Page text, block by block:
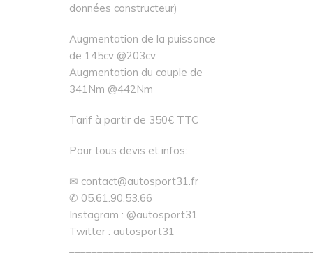
données constructeur)
Augmentation de la puissance
de 145cv @203cv
Augmentation du couple de
341Nm @442Nm
Tarif à partir de 350€ TTC
Pour tous devis et infos:
✉ contact@autosport31.fr
✆ 05.61.90.53.66
Instagram : @autosport31
Twitter : autosport31